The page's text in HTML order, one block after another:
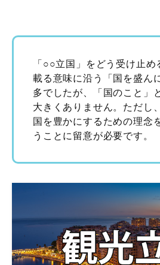
「○○立国」をどう受け止
載る意味に沿う「国を盛ん
多でしたが、「国のこと」
大きくありません。ただし
国を豊かにするための理念
うことに留意が必要です。